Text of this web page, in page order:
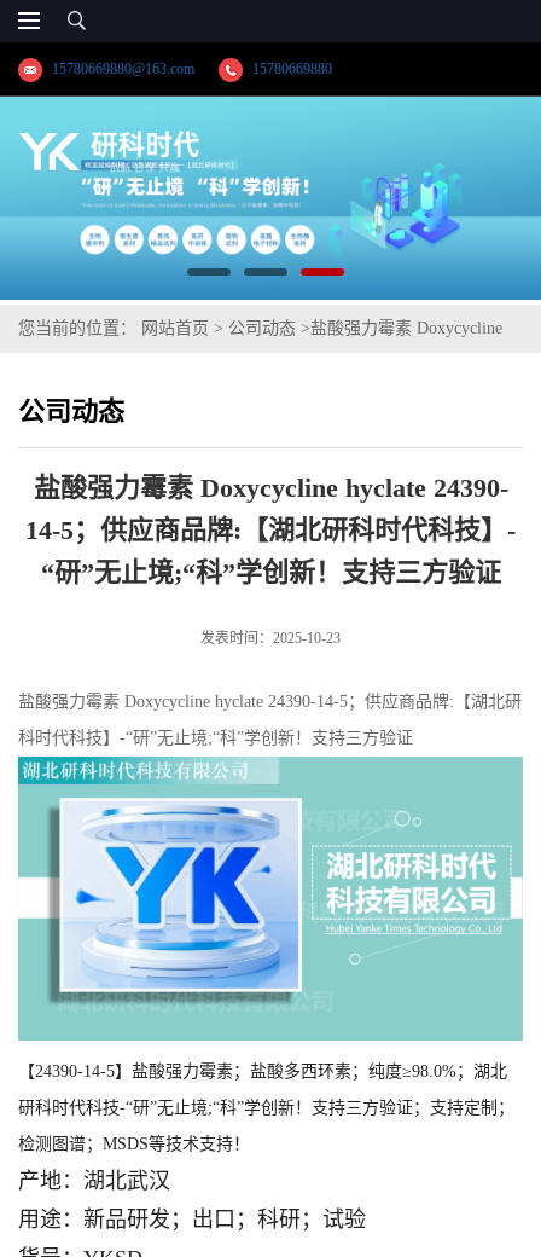
15780669880@163.com 15780669880
您当前的位置： 网站首页 > 公司动态 >盐酸强力霉素 Doxycycline
“科”学创新！支持三方验证
公司动态
盐酸强力霉素 Doxycycline hyclate 24390-
14-5；供应商品牌:【湖北研科时代科技】-
“研”无止境;“科”学创新！支持三方验证
发表时间：2025-10-23
盐酸强力霉素 Doxycycline hyclate 24390-14-5；供应商品牌:【湖北研
科时代科技】-“研”无止境;“科”学创新！支持三方验证
【24390-14-5】盐酸强力霉素；盐酸多西环素；纯度≥98.0%；湖北
研科时代科技-“研”无止境;“科”学创新！支持三方验证；支持定制；
检测图谱；MSDS等技术支持！
产地：湖北武汉
用途：新品研发；出口；科研；试验